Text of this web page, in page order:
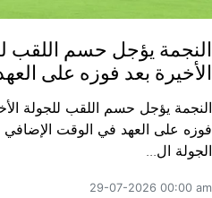
النجمة يؤجل حسم اللقب
الأخيرة بعد فوزه على
النجمة يؤجل حسم اللقب للجولة
الجولة ال...
29-07-2026 00:00 am